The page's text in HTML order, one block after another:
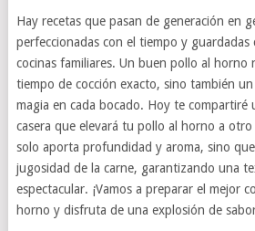
Hay recetas que pasan de generación en
perfeccionadas con el tiempo y guardadas
cocinas familiares. Un buen pollo al horno
tiempo de cocción exacto, sino también
magia en cada bocado. Hoy te compartiré
casera que elevará tu pollo al horno a
solo aporta profundidad y aroma, sino
jugosidad de la carne, garantizando una
espectacular. ¡Vamos a preparar el mejor
horno y disfruta de una explosión de